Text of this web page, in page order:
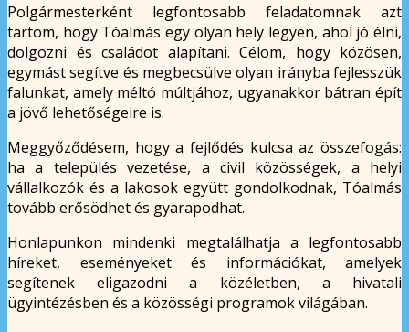
Polgármesterként legfontosabb feladatomnak azt
tartom, hogy Tóalmás egy olyan hely legyen, ahol jó élni,
dolgozni és családot alapítani. Célom, hogy közösen,
egymást segítve és megbecsülve olyan irányba fejlesszük
falunkat, amely méltó múltjához, ugyanakkor bátran épít
a jövő lehetőségeire is.
Meggyőződésem, hogy a fejlődés kulcsa az összefogás:
ha a település vezetése, a civil közösségek, a helyi
vállalkozók és a lakosok együtt gondolkodnak, Tóalmás
tovább erősödhet és gyarapodhat.
Honlapunkon mindenki megtalálhatja a legfontosabb
híreket, eseményeket és információkat, amelyek
segítenek eligazodni a közéletben, a hivatali
ügyintézésben és a közösségi programok világában.